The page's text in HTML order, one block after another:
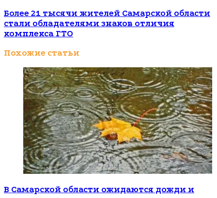
Более 21 тысячи жителей Самарской области
стали обладателями знаков отличия
комплекса ГТО
Похожие статьи
В Самарской области ожидаются дожди и